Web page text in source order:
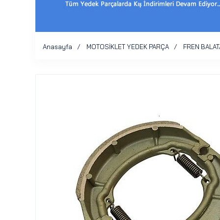
Anasayfa MOTOSİKLET YEDEK PARÇA FREN